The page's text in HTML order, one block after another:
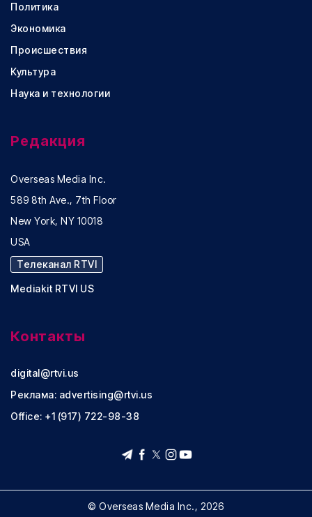
Политика
Экономика
Происшествия
Культура
Наука и технологии
Редакция
Overseas Media Inc.
589 8th Ave., 7th Floor
New York, NY 10018
USA
Телеканал RTVI
Mediakit RTVI US
Контакты
digital@rtvi.us
Реклама: advertising@rtvi.us
Office: +1 (917) 722-98-38
© Overseas Media Inc., 2026